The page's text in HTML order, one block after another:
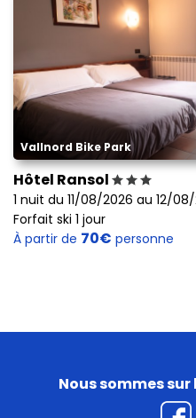
Vallnord Bike Park
Hôtel Ransol
1 nuit du 11/08/2026 au 12/
Forfait ski 1 jour
À partir de 70€ personne
Nous sommes